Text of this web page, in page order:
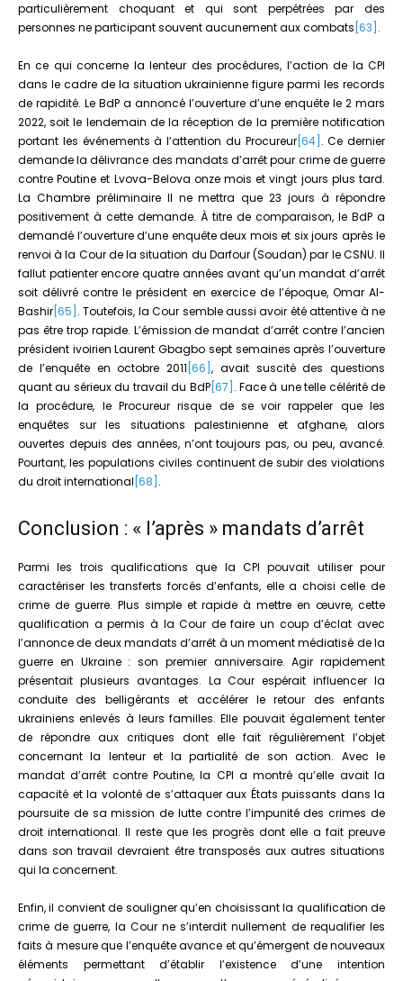
particulièrement choquant et qui sont perpétrées par des
personnes ne participant souvent aucunement aux combats [63] .
En ce qui concerne la lenteur des procédures, l’action de la CPI
dans le cadre de la situation ukrainienne figure parmi les records
de rapidité. Le BdP a annoncé l’ouverture d’une enquête le 2 mars
2022, soit le lendemain de la réception de la première notification
portant les événements à l’attention du Procureur[64] . Ce dernier
demande la délivrance des mandats d’arrêt pour crime de guerre
contre Poutine et Lvova-Belova onze mois et vingt jours plus tard.
La Chambre préliminaire II ne mettra que 23 jours à répondre
positivement à cette demande. À titre de comparaison, le BdP a
demandé l’ouverture d’une enquête deux mois et six jours après le
renvoi à la Cour de la situation du Darfour (Soudan) par le CSNU. Il
fallut patienter encore quatre années avant qu’un mandat d’arrêt
soit délivré contre le président en exercice de l’époque, Omar Al-
Bashir [65] . Toutefois, la Cour semble aussi avoir été attentive à ne
pas être trop rapide. L’émission de mandat d’arrêt contre l’ancien
président ivoirien Laurent Gbagbo sept semaines après l’ouverture
de l’enquête en octobre 2011 [66] , avait suscité des questions
quant au sérieux du travail du BdP[67] . Face à une telle célérité de
la procédure, le Procureur risque de se voir rappeler que les
enquêtes sur les situations palestinienne et afghane, alors
ouvertes depuis des années, n’ont toujours pas, ou peu, avancé.
Pourtant, les populations civiles continuent de subir des violations
du droit international [68] .
Conclusion : « l’après » mandats d’arrêt
Parmi les trois qualifications que la CPI pouvait utiliser pour
caractériser les transferts forcés d’enfants, elle a choisi celle de
crime de guerre. Plus simple et rapide à mettre en œuvre, cette
qualification a permis à la Cour de faire un coup d’éclat avec
l’annonce de deux mandats d’arrêt à un moment médiatisé de la
guerre en Ukraine : son premier anniversaire. Agir rapidement
présentait plusieurs avantages. La Cour espérait influencer la
conduite des belligérants et accélérer le retour des enfants
ukrainiens enlevés à leurs familles. Elle pouvait également tenter
de répondre aux critiques dont elle fait régulièrement l’objet
concernant la lenteur et la partialité de son action. Avec le
mandat d’arrêt contre Poutine, la CPI a montré qu’elle avait la
capacité et la volonté de s’attaquer aux États puissants dans la
poursuite de sa mission de lutte contre l’impunité des crimes de
droit international. Il reste que les progrès dont elle a fait preuve
dans son travail devraient être transposés aux autres situations
qui la concernent.
Enfin, il convient de souligner qu’en choisissant la qualification de
crime de guerre, la Cour ne s’interdit nullement de requalifier les
faits à mesure que l’enquête avance et qu’émergent de nouveaux
éléments permettant d’établir l’existence d’une intention